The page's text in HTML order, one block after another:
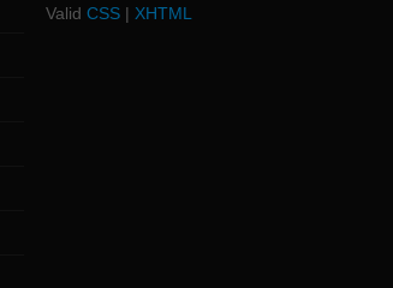
Valid CSS | XHTML